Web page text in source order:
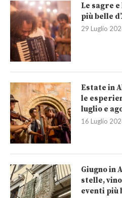
Le sagre
più belle
29 Luglio
Estate in
le
luglio e
16 Luglio
Giugno in
stelle,
eventi più